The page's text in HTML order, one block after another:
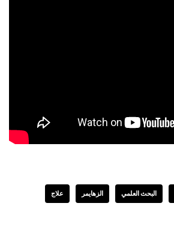
البحث العلمي الزهايمر علاج